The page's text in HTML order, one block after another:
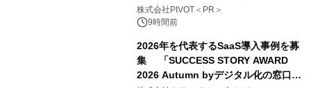
ー】株式会社PIVOT
株式会社PIVOT＜PR＞
9時間前
2026年を代表するSaaS導入事例を募
集 「SUCCESS STORY AWARD
2026 Autumn byデジタル化の窓口」